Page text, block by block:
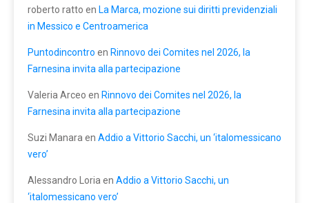
roberto ratto en La Marca, mozione sui diritti previdenziali
in Messico e Centroamerica
Puntodincontro en Rinnovo dei Comites nel 2026, la
Farnesina invita alla partecipazione
Valeria Arceo en Rinnovo dei Comites nel 2026, la
Farnesina invita alla partecipazione
Suzi Manara en Addio a Vittorio Sacchi, un ‘italomessicano
vero’
Alessandro Loria en Addio a Vittorio Sacchi, un
‘italomessicano vero’